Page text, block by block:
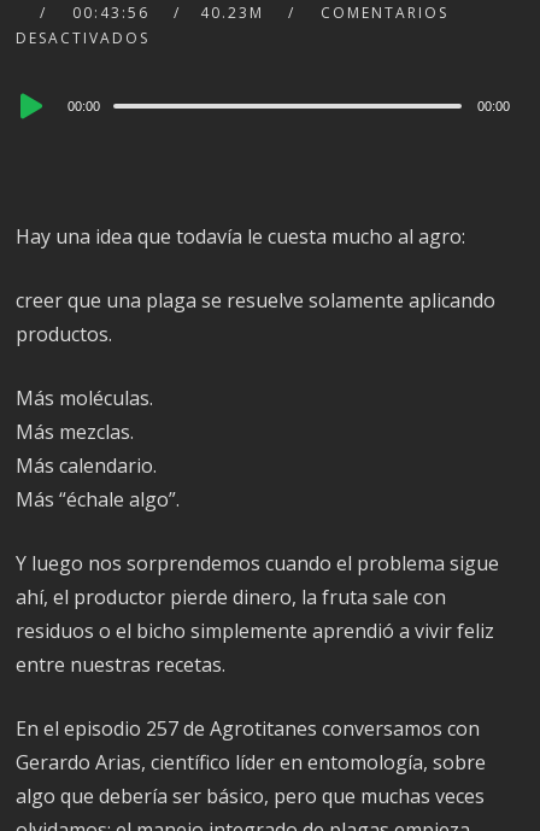
00:43:56
40.23M
COMENTARIOS
DESACTIVADOS
Audio
00:00 00:00
Hay una idea que todavía le cuesta mucho al agro:
creer que una plaga se resuelve solamente aplicando
productos.
Más moléculas.
Más mezclas.
Más calendario.
Más “échale algo”.
Y luego nos sorprendemos cuando el problema sigue
ahí, el productor pierde dinero, la fruta sale con
residuos o el bicho simplemente aprendió a vivir feliz
entre nuestras recetas.
En el episodio 257 de Agrotitanes conversamos con
Gerardo Arias, científico líder en entomología, sobre
algo que debería ser básico, pero que muchas veces